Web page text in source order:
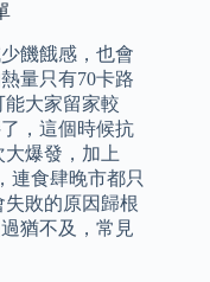
饑餓感，也會
量只有70卡路
能大家留家較
，這個時候抗
爆發，加上
連食肆晚市都只
敗的原因歸根
猶不及，常見